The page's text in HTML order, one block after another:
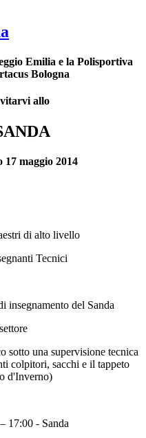
Emilia e la Polisportiva
Bologna
allo
maggio 2014
di alto livello
Tecnici
insegnamento del Sanda
sotto una supervisione tecnica
colpitori, sacchi e il tappeto
d'Inverno)
17:00 - Sanda